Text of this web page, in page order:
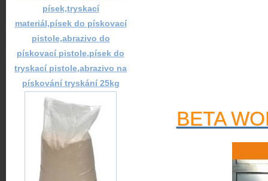
BETA
písek,tryskací
materiál,písek do pískovací
pistole,abrazivo do
pískovací pistole,písek do
tryskací pistole,abrazivo na
pískování tryskání 25kg